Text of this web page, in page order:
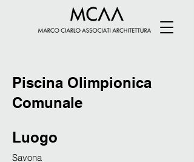
Piscina Olimpionica
Comunale
Luogo
Savona